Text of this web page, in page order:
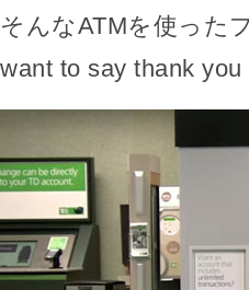
そんなATMを使った
want to say thank